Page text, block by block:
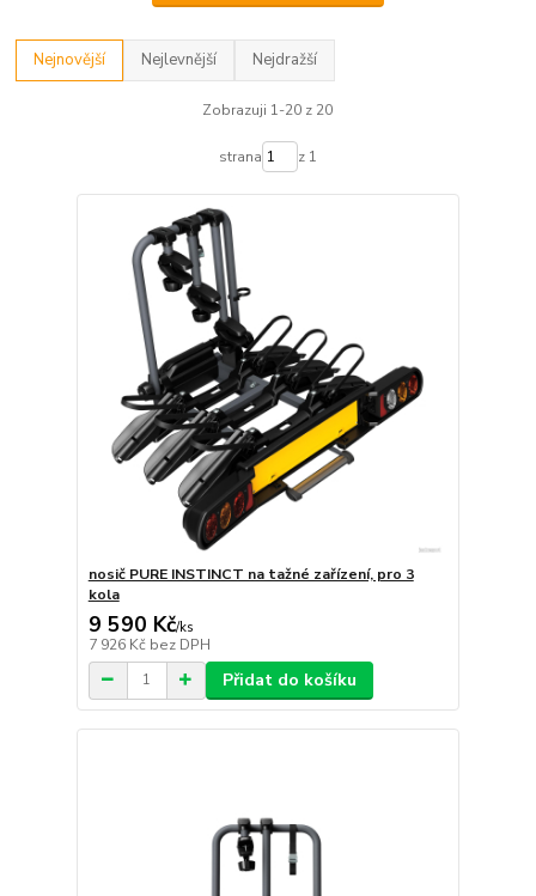
Nejnovější Nejlevnější Nejdražší
Zobrazuji 1-20 z 20
strana z 1
nosič PURE INSTINCT na tažné zařízení, pro 3
kola
9 590 Kč/ks
7 926 Kč bez DPH
Přidat do košíku